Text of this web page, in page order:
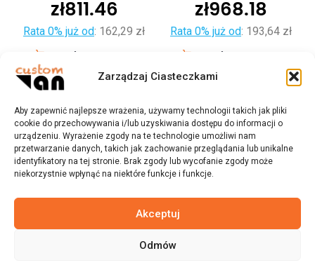
Zarządzaj Ciasteczkami
Aby zapewnić najlepsze wrażenia, używamy technologii takich jak pliki
cookie do przechowywania i/lub uzyskiwania dostępu do informacji o
urządzeniu. Wyrażenie zgody na te technologie umożliwi nam
przetwarzanie danych, takich jak zachowanie przeglądania lub unikalne
identyfikatory na tej stronie. Brak zgody lub wycofanie zgody może
niekorzystnie wpłynąć na niektóre funkcje i funkcje.
Akceptuj
Odmów
zł811.46
Rata 0% już od: 162,29 zł
zł968.18
Rata 0% już od: 193,64 zł